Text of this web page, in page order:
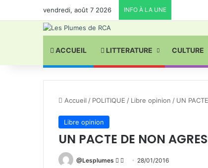
vendredi, août 7 2026 INFO À LA UNE
ACCUEIL LITTERATURE CULTURE
Accueil / POLITIQUE / Libre opinion / UN
Libre opinion
UN PACTE DE NON
@Lesplumes
Follow
Envoyer28/01/2016